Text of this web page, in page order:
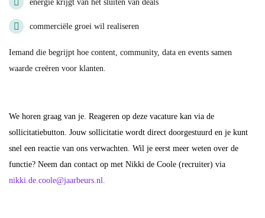
energie krijgt van het sluiten van deals
commerciële groei wil realiseren
Iemand die begrijpt hoe content, community, data en events samen
waarde creëren voor klanten.
We horen graag van je. Reageren op deze vacature kan via de
sollicitatiebutton. Jouw sollicitatie wordt direct doorgestuurd en je kunt
snel een reactie van ons verwachten. Wil je eerst meer weten over de
functie? Neem dan contact op met Nikki de Coole (recruiter) via
nikki.de.coole@jaarbeurs.nl.